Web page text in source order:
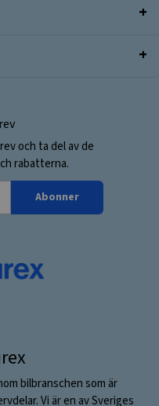
och ta del av de
rabatterna.
Abonner
bilbranschen som är
Vi är en av Sveriges